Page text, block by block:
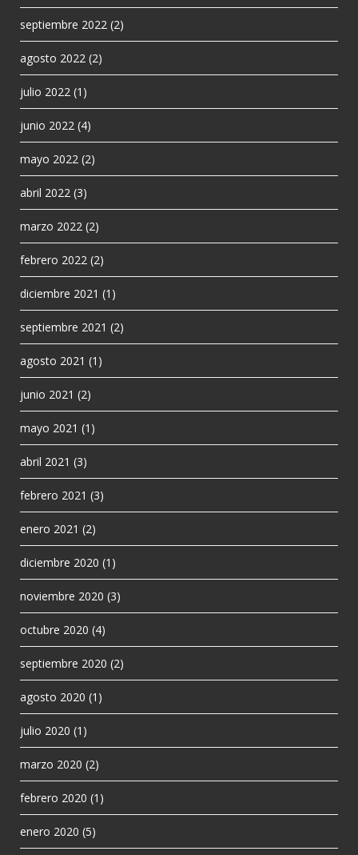
septiembre 2022 (2)
agosto 2022 (2)
julio 2022 (1)
junio 2022 (4)
mayo 2022 (2)
abril 2022 (3)
marzo 2022 (2)
febrero 2022 (2)
diciembre 2021 (1)
septiembre 2021 (2)
agosto 2021 (1)
junio 2021 (2)
mayo 2021 (1)
abril 2021 (3)
febrero 2021 (3)
enero 2021 (2)
diciembre 2020 (1)
noviembre 2020 (3)
octubre 2020 (4)
septiembre 2020 (2)
agosto 2020 (1)
julio 2020 (1)
marzo 2020 (2)
febrero 2020 (1)
enero 2020 (5)